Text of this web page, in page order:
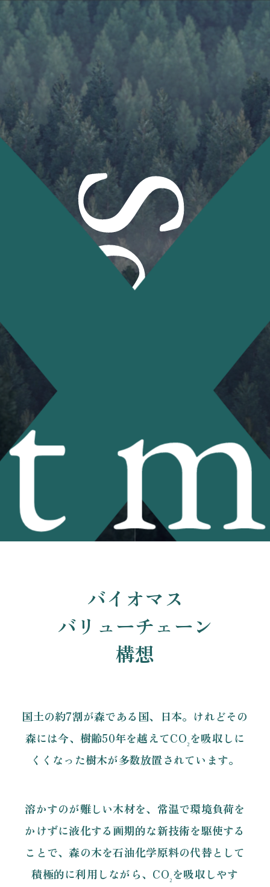
Scroll
バイオマス
バリューチェーン
構想
国土の約7割が森である国、日本。 けれどその
森には今、樹齢50年を越えてCO₂を吸収しに
くくなった樹木が多数放置されています。
溶かすのが難しい木材を、常温で環境負荷を
かけずに液化する画期的な新技術を駆使する
ことで、森の木を石油化学原料の代替として
積極的に利用しながら、 CO₂を吸収しやす